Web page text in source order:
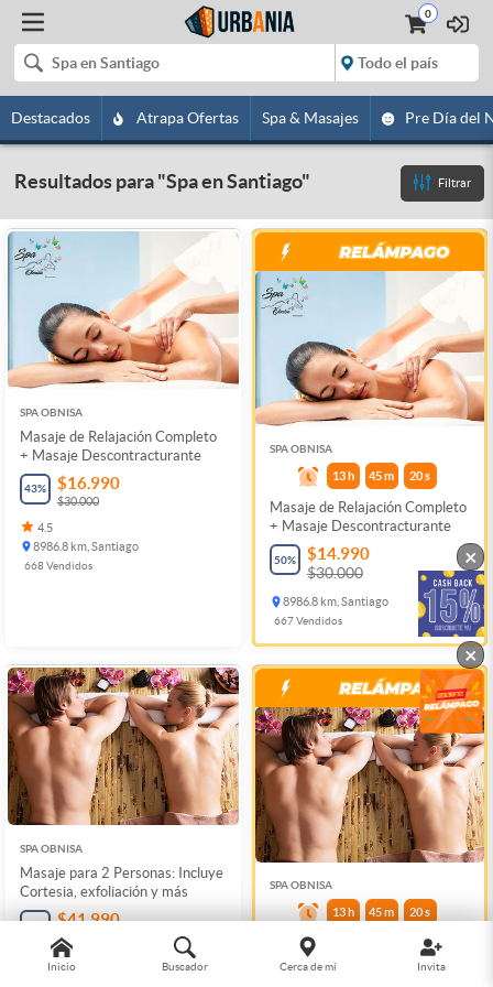
0
Destacados Atrapa Ofertas Spa & Masajes Pre Día del
Filtrar
Resultados para"Spa en Santiago"
SPA OBNISA
Masaje de Relajación Completo
+ Masaje Descontracturante
43% $16.990
$30.000
4.5
8986.8 km, Santiago
668Vendidos
SPA OBNISA
13 h 45m 20s
Masaje de Relajación Completo
+ Masaje Descontracturante
50% $14.990
$30.000
8986.8 km, Santiago
667Vendidos
SPA OBNISA
Masaje para 2 Personas: Incluye
Cortesia, exfoliación y más
62% $41.990
$110.000
4.5
SPA OBNISA
13 h 45m 20s
Masaje para 2 Personas:
Incluye Cortesia, exfoliación y
Inicio Buscador Cerca de mí Invita
×
×